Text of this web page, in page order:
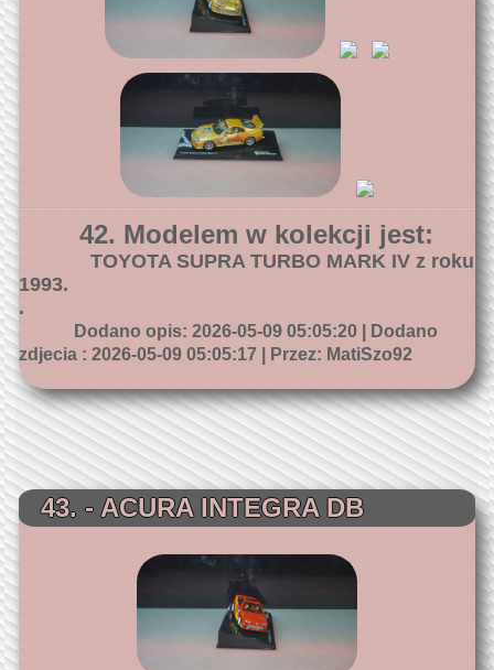
42. Modelem w kolekcji jest:
TOYOTA SUPRA TURBO MARK IV z roku
1993.
.
Dodano opis: 2026-05-09 05:05:20 | Dodano
zdjecia : 2026-05-09 05:05:17 | Przez: MatiSzo92
43. - ACURA INTEGRA DB